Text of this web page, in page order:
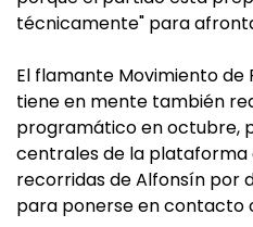
técnicamente" para
El flamante Movimiento de
tiene en mente también
programático en octubre,
centrales de la
recorridas de Alfonsín por
para ponerse en contacto